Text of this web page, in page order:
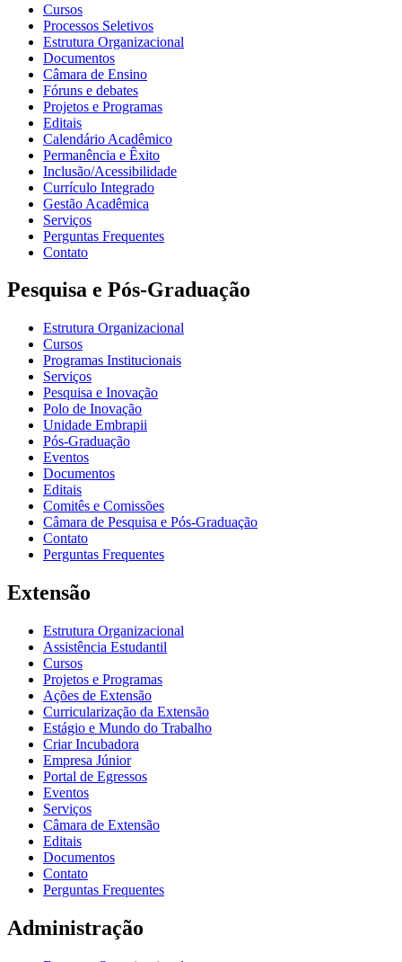
Cursos
Processos Seletivos
Estrutura Organizacional
Documentos
Câmara de Ensino
Fóruns e debates
Projetos e Programas
Editais
Calendário Acadêmico
Permanência e Êxito
Inclusão/Acessibilidade
Currículo Integrado
Gestão Acadêmica
Serviços
Perguntas Frequentes
Contato
Pesquisa e Pós-Graduação
Estrutura Organizacional
Cursos
Programas Institucionais
Serviços
Pesquisa e Inovação
Polo de Inovação
Unidade Embrapii
Pós-Graduação
Eventos
Documentos
Editais
Comitês e Comissões
Câmara de Pesquisa e Pós-Graduação
Contato
Perguntas Frequentes
Extensão
Estrutura Organizacional
Assistência Estudantil
Cursos
Projetos e Programas
Ações de Extensão
Curricularização da Extensão
Estágio e Mundo do Trabalho
Criar Incubadora
Empresa Júnior
Portal de Egressos
Eventos
Serviços
Câmara de Extensão
Editais
Documentos
Contato
Perguntas Frequentes
Administração